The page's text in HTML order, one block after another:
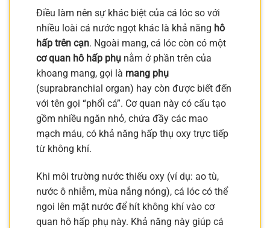
Điều làm nên sự khác biệt của cá lóc so với
nhiều loài cá nước ngọt khác là khả năng hô
hấp trên cạn. Ngoài mang, cá lóc còn có một
cơ quan hô hấp phụ nằm ở phần trên của
khoang mang, gọi là mang phụ
(suprabranchial organ) hay còn được biết đến
với tên gọi “phổi cá”. Cơ quan này có cấu tạo
gồm nhiều ngăn nhỏ, chứa đầy các mao
mạch máu, có khả năng hấp thụ oxy trực tiếp
từ không khí.
Khi môi trường nước thiếu oxy (ví dụ: ao tù,
nước ô nhiễm, mùa nắng nóng), cá lóc có thể
ngoi lên mặt nước để hít không khí vào cơ
quan hô hấp phụ này. Khả năng này giúp cá